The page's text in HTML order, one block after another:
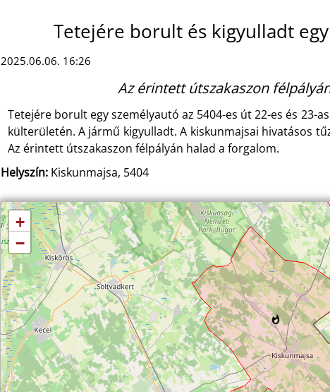
Tetejére borult és kigyulladt
2025.06.06. 16:26
Az érintett útszakaszon
Tetejére borult egy személyautó az 5404-es út 22-es és 23-
külterületén. A jármű kigyulladt. A kiskunmajsai hivatásos
Az érintett útszakaszon félpályán halad a forgalom.
Helyszín:Kiskunmajsa, 5404
+
−